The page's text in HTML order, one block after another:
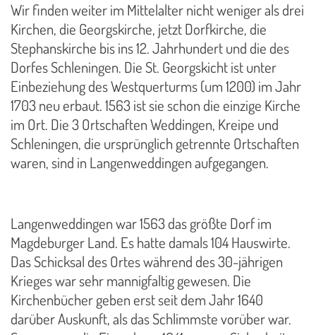
Wir finden weiter im Mittelalter nicht weniger als drei
Kirchen, die Georgskirche, jetzt Dorfkirche, die
Stephanskirche bis ins 12. Jahrhundert und die des
Dorfes Schleningen. Die St. Georgskicht ist unter
Einbeziehung des Westquerturms (um 1200) im Jahr
1703 neu erbaut. 1563 ist sie schon die einzige Kirche
im Ort. Die 3 Ortschaften Weddingen, Kreipe und
Schleningen, die ursprünglich getrennte Ortschaften
waren, sind in Langenweddingen aufgegangen.
Langenweddingen war 1563 das größte Dorf im
Magdeburger Land. Es hatte damals 104 Hauswirte.
Das Schicksal des Ortes während des 30-jährigen
Krieges war sehr mannigfaltig gewesen. Die
Kirchenbücher geben erst seit dem Jahr 1640
darüber Auskunft, als das Schlimmste vorüber war.